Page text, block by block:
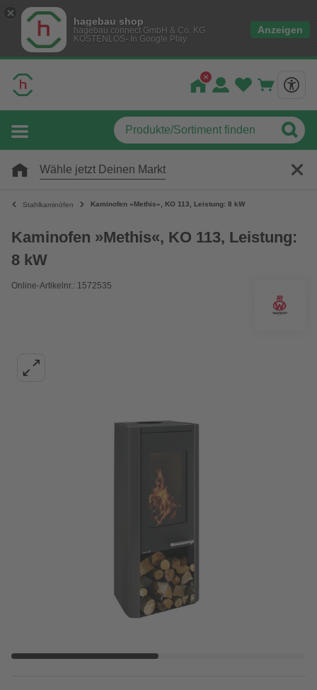
hagebau shop
hagebau connect GmbH & Co. KG
KOSTENLOS- In Google Play
Anzeigen
Wähle jetzt Deinen Markt
Stahlkaminöfen Kaminofen »Methis«, KO 113, Leistung: 8 kW
Kaminofen »Methis«, KO 113, Leistung:
8 kW
Online-Artikelnr.: 1572535